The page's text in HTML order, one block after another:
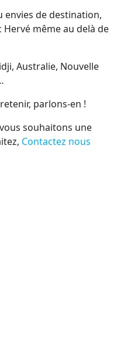
envies de destination,
même au delà de
Australie, Nouvelle
parlons-en !
souhaitons une
Contactez nous